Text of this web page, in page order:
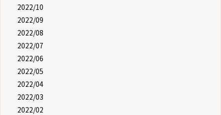
2022/10
2022/09
2022/08
2022/07
2022/06
2022/05
2022/04
2022/03
2022/02